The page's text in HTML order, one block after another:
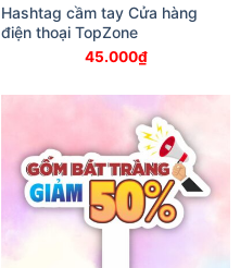
Hashtag cầm tay Cửa hàng
điện thoại TopZone
45.000₫